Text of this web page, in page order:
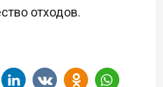
отходов.